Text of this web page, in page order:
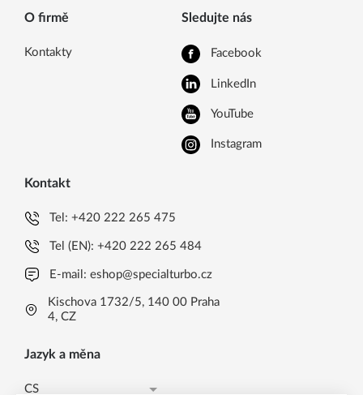
O firmě
Kontakty
Sledujte nás
Facebook
LinkedIn
YouTube
Instagram
Kontakt
Tel:+420 222 265 475
Tel (EN):+420 222 265 484
E-mail:eshop@specialturbo.cz
Kischova 1732/5, 140 00 Praha
4, CZ
Jazyk a měna
CS